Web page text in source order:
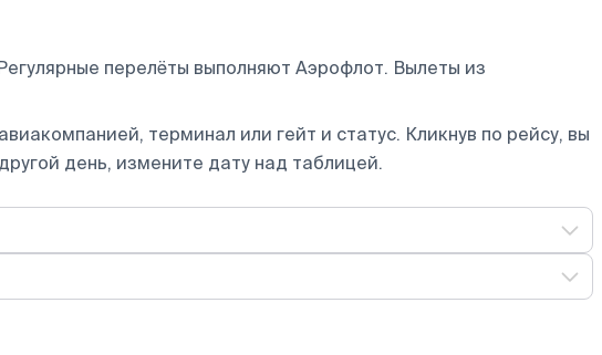
перелёты выполняют Аэрофлот. Вылеты из
терминал или гейт и статус. Кликнув по рейсу, вы
день, измените дату над таблицей.